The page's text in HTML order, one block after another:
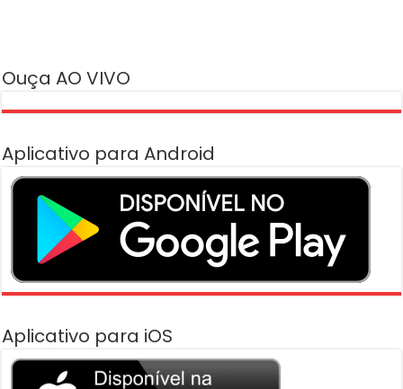
Ouça AO VIVO
Aplicativo para Android
Aplicativo para iOS